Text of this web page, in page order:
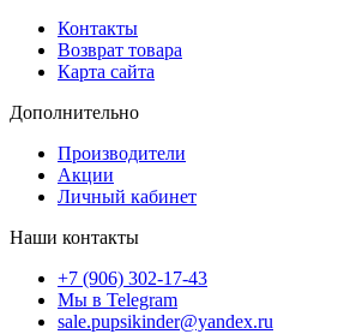
Контакты
Возврат товара
Карта сайта
Дополнительно
Производители
Акции
Личный кабинет
Наши контакты
+7 (906) 302-17-43
Мы в Telegram
sale.pupsikinder@yandex.ru